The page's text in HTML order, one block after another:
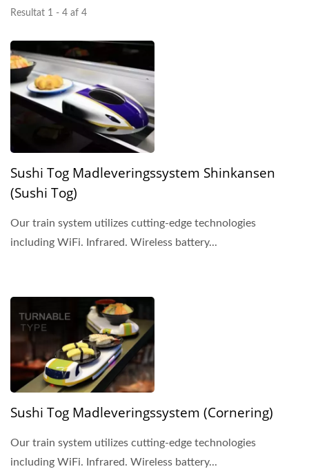
Resultat 1 - 4 af 4
Sushi Tog Madleveringssystem Shinkansen
(Sushi Tog)
Our train system utilizes cutting-edge technologies
including WiFi. Infrared. Wireless battery...
Sushi Tog Madleveringssystem (Cornering)
Our train system utilizes cutting-edge technologies
including WiFi. Infrared. Wireless battery...